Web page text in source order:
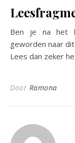
Ben je na het
geworden naar
Lees dan zeker
Door Ramona